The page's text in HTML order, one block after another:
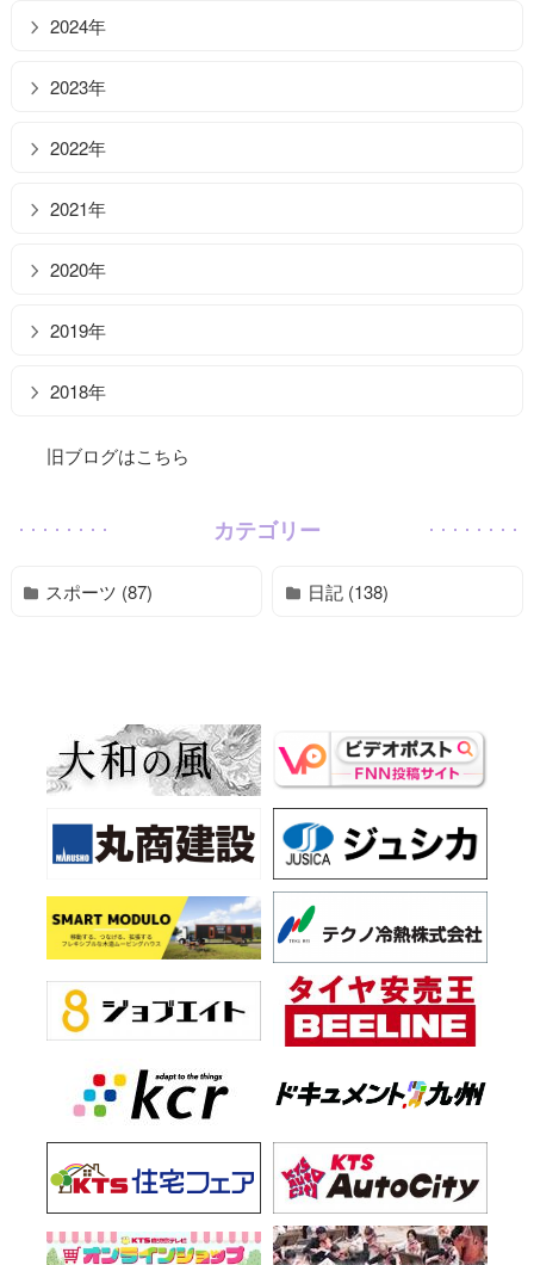
2024年
2023年
2022年
2021年
2020年
2019年
2018年
旧ブログはこちら
カテゴリー
スポーツ (87) 日記 (138)